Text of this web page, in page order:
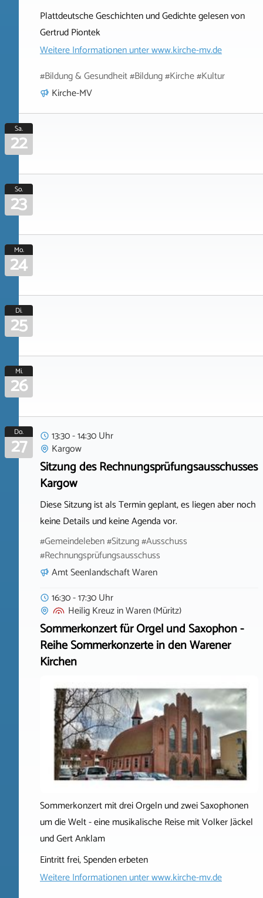
Plattdeutsche Geschichten und Gedichte gelesen von
Gertrud Piontek
Weitere Informationen unterwww.kirche-mv.de
#Bildung & Gesundheit #Bildung #Kirche #Kultur
Kirche-MV
Sa.
22
So.
23
Mo.
24
Di.
25
Mi.
26
Do.
27
13:30 - 14:30 Uhr
Kargow
Sitzung des Rechnungsprüfungsausschusses
Kargow
Diese Sitzung ist als Termin geplant, es liegen aber noch
keine Details und keine Agenda vor.
#Gemeindeleben #Sitzung #Ausschuss
#Rechnungsprüfungsausschuss
Amt Seenlandschaft Waren
16:30 - 17:30 Uhr
Heilig KreuzinWaren (Müritz)
Sommerkonzert für Orgel und Saxophon -
Reihe Sommerkonzerte in den Warener
Kirchen
Sommerkonzert mit drei Orgeln und zwei Saxophonen
um die Welt - eine musikalische Reise mit Volker Jäckel
und Gert Anklam
Eintritt frei, Spenden erbeten
Weitere Informationen unterwww.kirche-mv.de